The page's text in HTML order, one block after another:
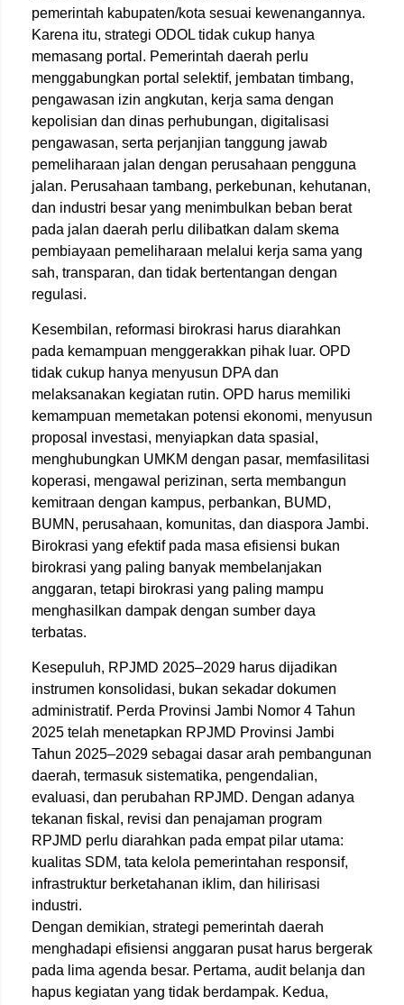
pemerintah kabupaten/kota sesuai kewenangannya.
Karena itu, strategi ODOL tidak cukup hanya
memasang portal. Pemerintah daerah perlu
menggabungkan portal selektif, jembatan timbang,
pengawasan izin angkutan, kerja sama dengan
kepolisian dan dinas perhubungan, digitalisasi
pengawasan, serta perjanjian tanggung jawab
pemeliharaan jalan dengan perusahaan pengguna
jalan. Perusahaan tambang, perkebunan, kehutanan,
dan industri besar yang menimbulkan beban berat
pada jalan daerah perlu dilibatkan dalam skema
pembiayaan pemeliharaan melalui kerja sama yang
sah, transparan, dan tidak bertentangan dengan
regulasi.
Kesembilan, reformasi birokrasi harus diarahkan
pada kemampuan menggerakkan pihak luar. OPD
tidak cukup hanya menyusun DPA dan
melaksanakan kegiatan rutin. OPD harus memiliki
kemampuan memetakan potensi ekonomi, menyusun
proposal investasi, menyiapkan data spasial,
menghubungkan UMKM dengan pasar, memfasilitasi
koperasi, mengawal perizinan, serta membangun
kemitraan dengan kampus, perbankan, BUMD,
BUMN, perusahaan, komunitas, dan diaspora Jambi.
Birokrasi yang efektif pada masa efisiensi bukan
birokrasi yang paling banyak membelanjakan
anggaran, tetapi birokrasi yang paling mampu
menghasilkan dampak dengan sumber daya
terbatas.
Kesepuluh, RPJMD 2025–2029 harus dijadikan
instrumen konsolidasi, bukan sekadar dokumen
administratif. Perda Provinsi Jambi Nomor 4 Tahun
2025 telah menetapkan RPJMD Provinsi Jambi
Tahun 2025–2029 sebagai dasar arah pembangunan
daerah, termasuk sistematika, pengendalian,
evaluasi, dan perubahan RPJMD. Dengan adanya
tekanan fiskal, revisi dan penajaman program
RPJMD perlu diarahkan pada empat pilar utama:
kualitas SDM, tata kelola pemerintahan responsif,
infrastruktur berketahanan iklim, dan hilirisasi
industri.
Dengan demikian, strategi pemerintah daerah
menghadapi efisiensi anggaran pusat harus bergerak
pada lima agenda besar. Pertama, audit belanja dan
hapus kegiatan yang tidak berdampak. Kedua,